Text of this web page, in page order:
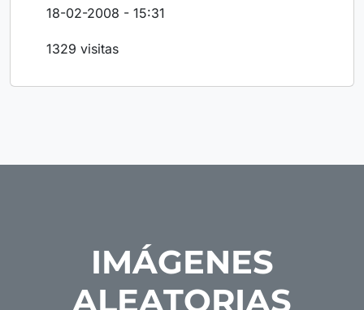
18-02-2008 - 15:31
1329 visitas
IMÁGENES
ALEATORIAS